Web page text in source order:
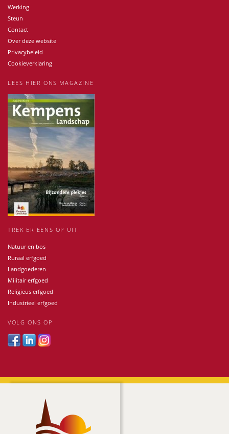
Werking
Steun
Contact
Over deze website
Privacybeleid
Cookieverklaring
LEES HIER ONS MAGAZINE
TREK ER EENS OP UIT
Natuur en bos
Ruraal erfgoed
Landgoederen
Militair erfgoed
Religieus erfgoed
Industrieel erfgoed
VOLG ONS OP